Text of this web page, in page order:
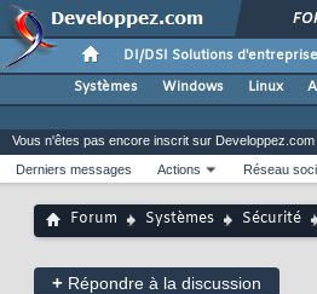
DI/DSI Solutions d'entreprise
Systèmes
Windows Linux
Vous n'êtes pas encore inscrit sur Developpez.com
Derniers messages
Actions Réseau
Forum Systèmes Sécurité
+ Répondre à la discussion